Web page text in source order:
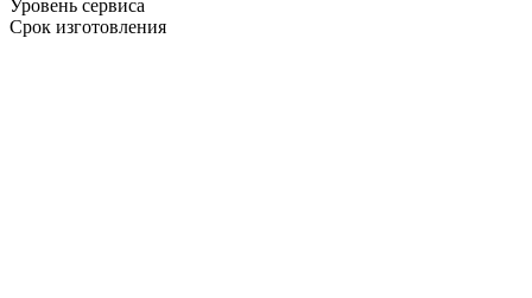
Уровень сервиса
Срок изготовления